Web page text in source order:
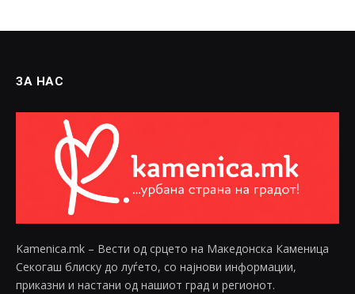
ЗА НАС
Kamenica.mk – Вести од срцето на Македонска Каменица
Секогаш блиску до луѓето, со најнови информации,
приказни и настани од нашиот град и регионот.